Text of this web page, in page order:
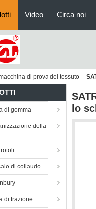
Video Circa noi
di prova del tessuto
di gomma
della
di collaudo
di trazione
lo